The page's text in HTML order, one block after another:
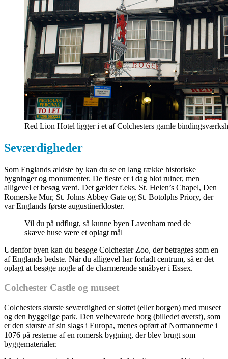
Red Lion Hotel ligger i et af Colchesters gamle
Seværdigheder
Som Englands ældste by kan du se en lang række historiske
bygninger og monumenter. De fleste er i dag blot ruiner, men
alligevel et besøg værd. Det gælder f.eks. St. Helen’s Chapel, Den
Romerske Mur, St. Johns Abbey Gate og St. Botolphs Priory, der
var Englands første augustinerkloster.
Vil du på udflugt, så kunne byen Lavenham med de
skæve huse være et oplagt mål
Udenfor byen kan du besøge Colchester Zoo, der betragtes som en
af Englands bedste. Når du alligevel har forladt centrum, så er det
oplagt at besøge nogle af de charmerende småbyer i Essex.
Colchester Castle og museet
Colchesters største seværdighed er slottet (eller borgen) med museet
og den hyggelige park. Den velbevarede borg (billedet øverst), som
er den største af sin slags i Europa, menes opført af Normannerne i
1076 på resterne af en romersk bygning, der blev brugt som
byggematerialer.